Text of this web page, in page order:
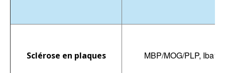
Sclérose en plaques MBP/MOG/PLP, Iba1,